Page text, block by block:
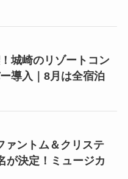
城崎のリゾートコン
導入｜8月は全宿泊
ァントム＆クリステ
が決定！ミュージカ